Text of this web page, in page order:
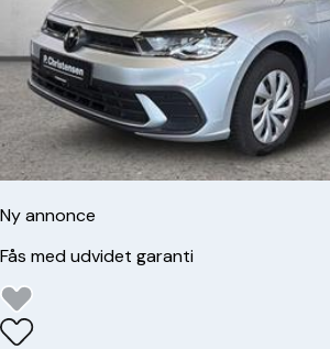
Ny annonce
Fås med udvidet garanti